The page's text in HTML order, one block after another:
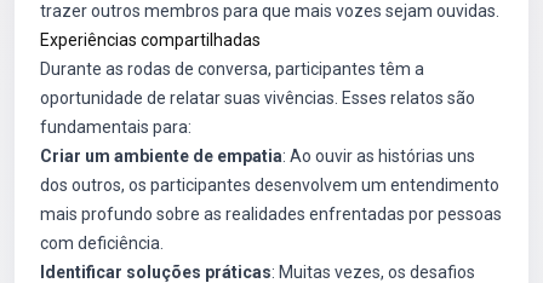
trazer outros membros para que mais vozes sejam ouvidas.
Experiências compartilhadas
Durante as rodas de conversa, participantes têm a
oportunidade de relatar suas vivências. Esses relatos são
fundamentais para:
Criar um ambiente de empatia: Ao ouvir as histórias uns
dos outros, os participantes desenvolvem um entendimento
mais profundo sobre as realidades enfrentadas por pessoas
com deficiência.
Identificar soluções práticas: Muitas vezes, os desafios